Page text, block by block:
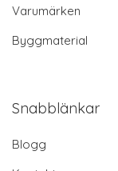
Varumärken
Byggmaterial
Snabblänkar
Blogg